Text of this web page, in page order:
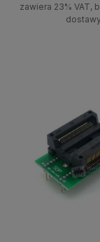
zawiera 23% VAT,
dostawy